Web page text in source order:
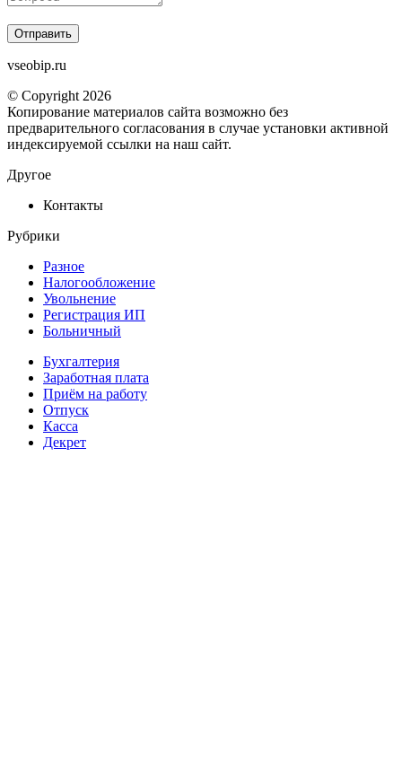
vseobip.ru
© Copyright 2026
Копирование материалов сайта возможно без
предварительного согласования в случае установки активной
индексируемой ссылки на наш сайт.
Другое
Контакты
Рубрики
Разное
Налогообложение
Увольнение
Регистрация ИП
Больничный
Бухгалтерия
Заработная плата
Приём на работу
Отпуск
Касса
Декрет